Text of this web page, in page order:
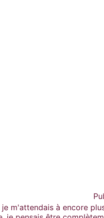
ans. La quatrième
et ont un
m'attendais à encore